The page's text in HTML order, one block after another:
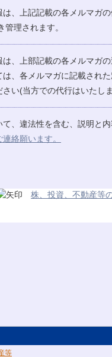
、上記記載の各メルマガ
管理されます。
は、上部記載の各メルマガ
は、各メルマガに記載され
い(当方での代行はいたしま
て、違法性を含む、説明と
絡願います。
株、投資、不動産等
等